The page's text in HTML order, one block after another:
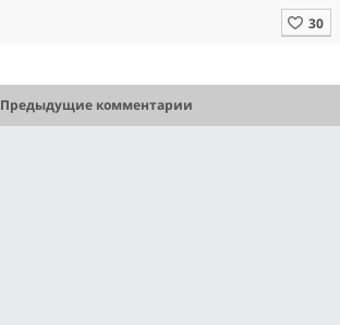
Предыдущие комментарии